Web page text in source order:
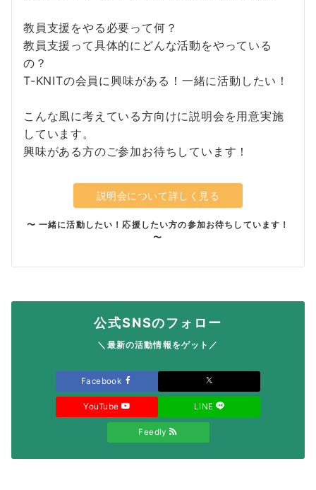
教員支援をやる必要って何？
教員支援って具体的にどんな活動をやっている
の？
T-KNITの会員に興味がある！一緒に活動したい！
こんな風に考えている方向けに説明会を用意実施
しています。
興味がある方のご参加お待ちしています！
説明会について詳しく見る
〜 一緒に活動したい！応援したい方の参加お待ちしています！
〜
公式SNSのフォロー
＼最新の活動情報をゲット／
Facebook
YouTube LINE
Feedly